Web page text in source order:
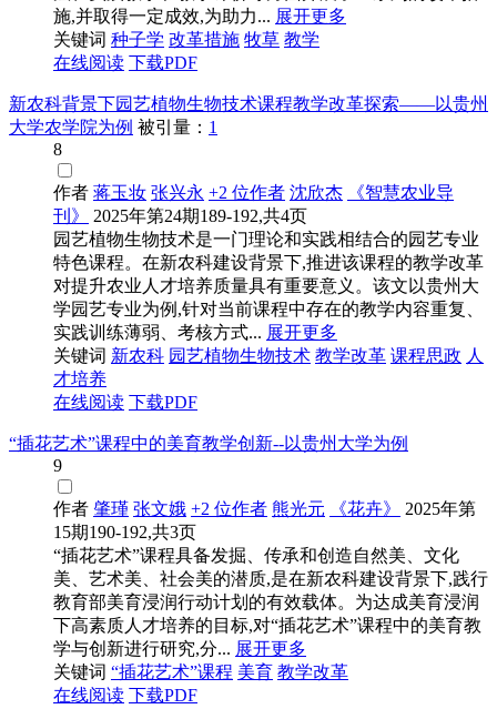
施,并取得一定成效,为助力... 展开更多
关键词 种子学 改革措施 牧草 教学
在线阅读 下载PDF
新农科背景下园艺植物生物技术课程教学改革探索——以贵州
大学农学院为例 被引量： 1
8
作者 蒋玉妆 张兴永 +2 位作者 沈欣杰
《智慧农业导
刊》
2025年第24期189-192,共4页
园艺植物生物技术是一门理论和实践相结合的园艺专业
特色课程。在新农科建设背景下,推进该课程的教学改革
对提升农业人才培养质量具有重要意义。该文以贵州大
学园艺专业为例,针对当前课程中存在的教学内容重复、
实践训练薄弱、考核方式... 展开更多
关键词 新农科 园艺植物生物技术 教学改革 课程思政 人
才培养
在线阅读 下载PDF
“插花艺术”课程中的美育教学创新--以贵州大学为例
9
作者 肇瑾 张文娥 +2 位作者 熊光元 《花卉》
2025年第
15期190-192,共3页
“插花艺术”课程具备发掘、传承和创造自然美、文化
美、艺术美、社会美的潜质,是在新农科建设背景下,践行
教育部美育浸润行动计划的有效载体。为达成美育浸润
下高素质人才培养的目标,对“插花艺术”课程中的美育教
学与创新进行研究,分... 展开更多
关键词 “插花艺术”课程 美育 教学改革
在线阅读 下载PDF